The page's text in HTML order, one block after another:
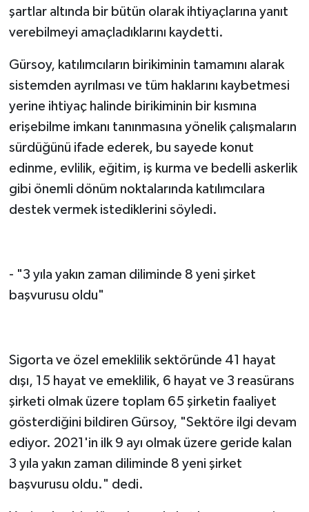
şartlar altında bir bütün olarak ihtiyaçlarına yanıt
verebilmeyi amaçladıklarını kaydetti.
Gürsoy, katılımcıların birikiminin tamamını alarak
sistemden ayrılması ve tüm haklarını kaybetmesi
yerine ihtiyaç halinde birikiminin bir kısmına
erişebilme imkanı tanınmasına yönelik çalışmaların
sürdüğünü ifade ederek, bu sayede konut
edinme, evlilik, eğitim, iş kurma ve bedelli askerlik
gibi önemli dönüm noktalarında katılımcılara
destek vermek istediklerini söyledi.
- "3 yıla yakın zaman diliminde 8 yeni şirket
başvurusu oldu"
Sigorta ve özel emeklilik sektöründe 41 hayat
dışı, 15 hayat ve emeklilik, 6 hayat ve 3 reasürans
şirketi olmak üzere toplam 65 şirketin faaliyet
gösterdiğini bildiren Gürsoy, "Sektöre ilgi devam
ediyor. 2021'in ilk 9 ayı olmak üzere geride kalan
3 yıla yakın zaman diliminde 8 yeni şirket
başvurusu oldu." dedi.